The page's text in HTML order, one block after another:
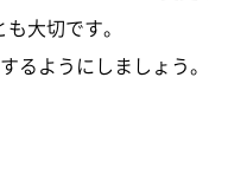
大切です。
るようにしましょう。